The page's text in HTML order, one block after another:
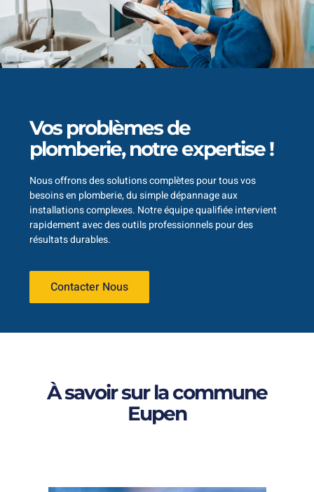
Vos problèmes de
plomberie, notre expertise !
Nous offrons des solutions complètes pour tous vos
besoins en plomberie, du simple dépannage aux
installations complexes. Notre équipe qualifiée intervient
rapidement avec des outils professionnels pour des
résultats durables.
Contacter Nous
À savoir sur la commune
Eupen